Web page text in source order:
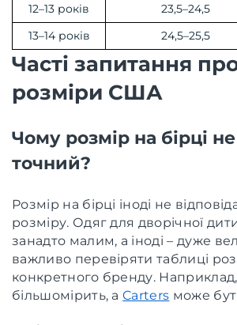
12–13 років
23,5–24,5
13–14 років
24,5–25,5
Часті запитання
розміри США
Чому розмір на бірці
точний?
Розмір на бірці іноді не
розміру. Одяг для дворічної
занадто малим, а іноді – дуже
важливо перевіряти таблиці
конкретного бренду.
більшомірить, аCarters може